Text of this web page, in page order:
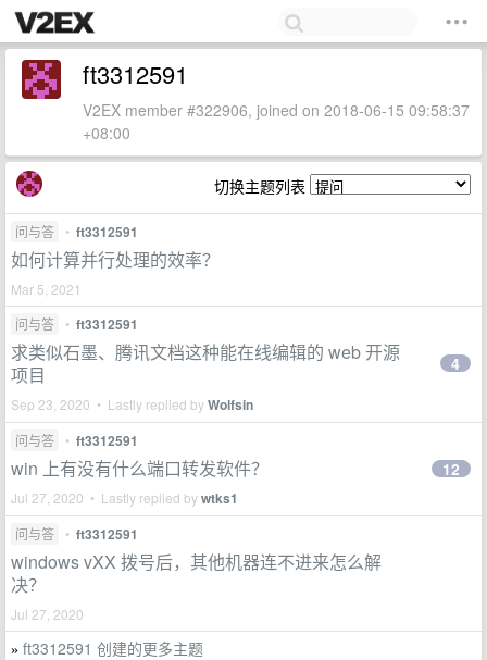
ft3312591
V2EX member #322906, joined on 2018-06-15 09:58:37
+08:00
切换主题列表
问与答 • ft3312591
如何计算并行处理的效率？
Mar 5, 2021
问与答
• ft3312591
求类似石墨、腾讯文档这种能在线编辑的 web 开源
项目
Sep 23, 2020 • Lastly replied byWolfsin
4
问与答 • ft3312591
win 上有没有什么端口转发软件？
Jul 27, 2020 • Lastly replied bywtks1
12
问与答 • ft3312591
windows vXX 拨号后，其他机器连不进来怎么解
决？
Jul 27, 2020
» ft3312591 创建的更多主题